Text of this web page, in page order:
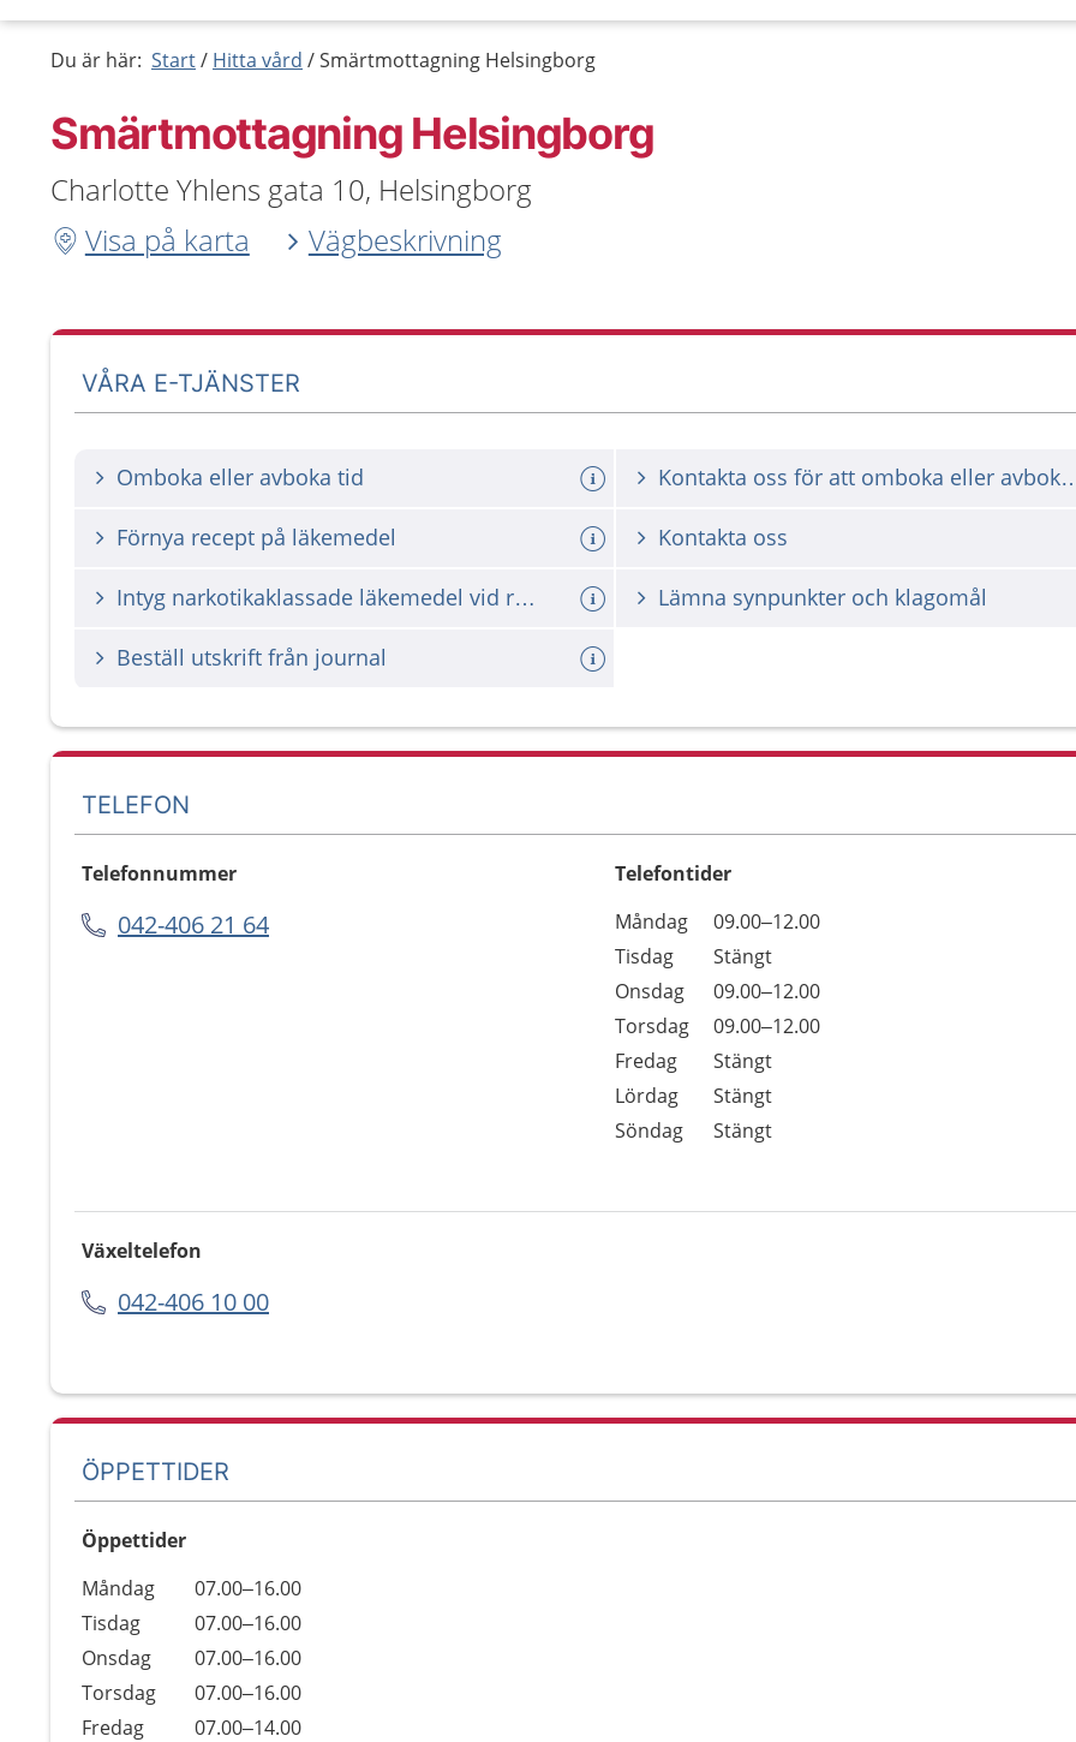
Du är här: Start Hitta vård Smärtmottagning Helsingborg
Smärtmottagning Helsingborg
Charlotte Yhlens gata 10, Helsingborg
Visa på karta
Vägbeskrivning
VÅRA E-TJÄNSTER
Omboka eller avboka tid Kontakta oss för
Förnya recept på läkemedel Kontakta oss
Intyg narkotikaklassade läkemedel vid resa utanför Schengen Lämna synpunkter och klagomål
Beställ utskrift från journal
TELEFON
Telefonnummer
042-406 21 64
Telefontider
Dag
Öppettider
Kommentarer
Måndag
09.00–12.00
Tisdag
Stängt
Onsdag
09.00–12.00
Torsdag
09.00–12.00
Fredag
Stängt
Lördag
Stängt
Söndag
Stängt
Växeltelefon
042-406 10 00
ÖPPETTIDER
Öppettider
Dag
Öppettider
Kommentarer
Måndag
07.00–16.00
Tisdag
07.00–16.00
Onsdag
07.00–16.00
Torsdag
07.00–16.00
Fredag
07.00–14.00